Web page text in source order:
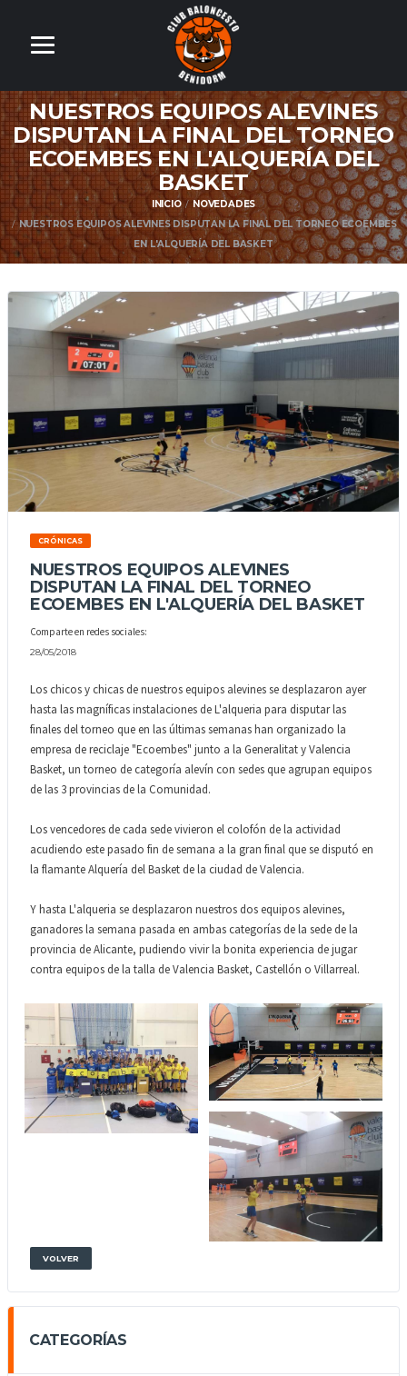
NUESTROS EQUIPOS ALEVINES
DISPUTAN LA FINAL DEL TORNEO
ECOEMBES EN L'ALQUERÍA DEL
BASKET
INICIO
NOVEDADES
NUESTROS EQUIPOS ALEVINES DISPUTAN LA FINAL DEL TORNEO ECOEMBES
EN L'ALQUERÍA DEL BASKET
CRÓNICAS
NUESTROS EQUIPOS ALEVINES
DISPUTAN LA FINAL DEL TORNEO
ECOEMBES EN L'ALQUERÍA DEL BASKET
Comparte en redes sociales:
28/05/2018
Los chicos y chicas de nuestros equipos alevines se desplazaron ayer
hasta las magníficas instalaciones de L'alqueria para disputar las
finales del torneo que en las últimas semanas han organizado la
empresa de reciclaje "Ecoembes" junto a la Generalitat y Valencia
Basket, un torneo de categoría alevín con sedes que agrupan equipos
de las 3 provincias de la Comunidad.
Los vencedores de cada sede vivieron el colofón de la actividad
acudiendo este pasado fin de semana a la gran final que se disputó en
la flamante Alquería del Basket de la ciudad de Valencia.
Y hasta L'alqueria se desplazaron nuestros dos equipos alevines,
ganadores la semana pasada en ambas categorías de la sede de la
provincia de Alicante, pudiendo vivir la bonita experiencia de jugar
contra equipos de la talla de Valencia Basket, Castellón o Villarreal.
VOLVER
CATEGORÍAS